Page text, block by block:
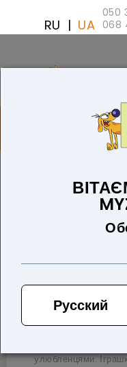
050
068
RU | UA
Русский
Іграшки для
Ваш кошик порожній!
Каталог
Тварини, як і
іноді вони стають
улюбленцями.